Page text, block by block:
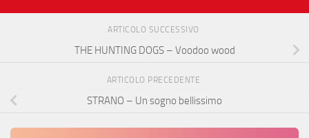
ARTICOLO SUCCESSIVO
THE HUNTING DOGS – Voodoo wood
ARTICOLO PRECEDENTE
STRANO – Un sogno bellissimo